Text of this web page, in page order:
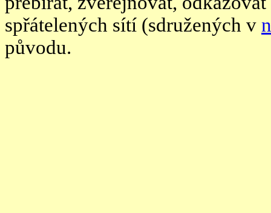
spřátelených sítí (sdružených v
původu.